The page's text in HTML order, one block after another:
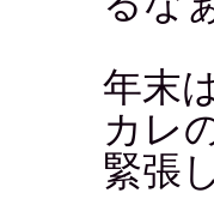
年末
カレ
緊張